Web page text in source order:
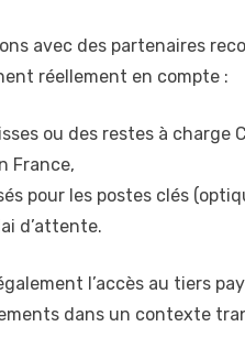
avec des partenaires
réellement en compte :
ou des restes à charge
France,
pour les postes clés
d’attente.
l’accès au tiers
dans un contexte